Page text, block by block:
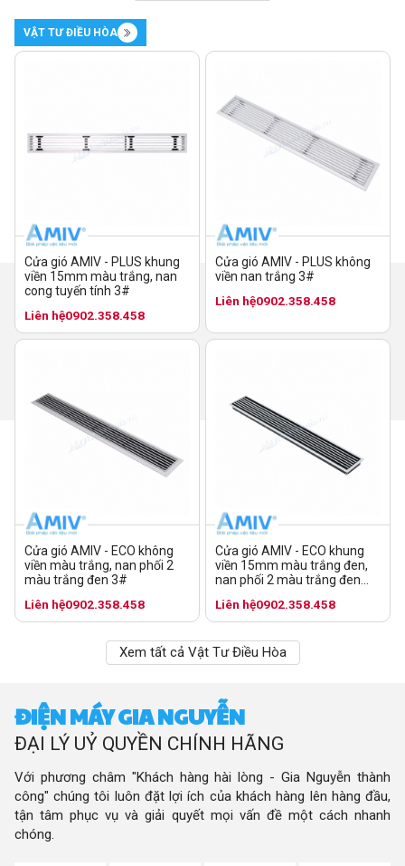
VẬT TƯ ĐIỀU HÒA
Cửa gió AMIV - PLUS khung
viền 15mm màu trắng, nan
cong tuyến tính 3#
Liên hệ0902.358.458
Cửa gió AMIV - PLUS không
viền nan trắng 3#
Liên hệ0902.358.458
Cửa gió AMIV - ECO không
viền màu trắng, nan phối 2
màu trắng đen 3#
Liên hệ0902.358.458
Cửa gió AMIV - ECO khung
viền 15mm màu trắng đen,
nan phối 2 màu trắng đen
Liên hệ0902.358.458
Xem tất cả Vật Tư Điều Hòa
ĐIỆN MÁY GIA NGUYỄN
ĐẠI LÝ UỶ QUYỀN CHÍNH HÃNG
Với phương châm "Khách hàng hài lòng - Gia Nguyễn thành
công" chúng tôi luôn đặt lợi ích của khách hàng lên hàng đầu,
tận tâm phục vụ và giải quyết mọi vấn đề một cách nhanh
chóng.